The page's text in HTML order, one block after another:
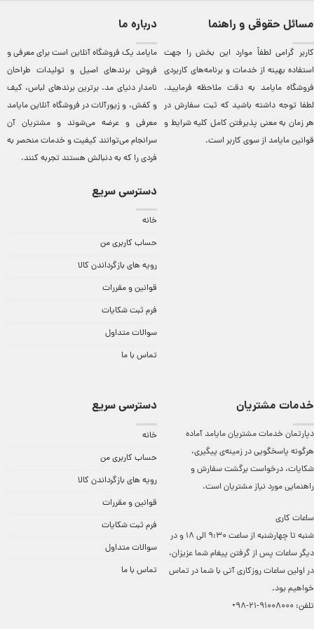
مسائل حقوقی و راهنما
کاربر گرامی لطفاً موارد این بخش را جهت
استفاده بهینه از خدمات و برنامه‌‏های کاربردی
فروشگاه مایامد به دقت ملاحظه فرمایید.
لطفا توجه داشته باشید که ثبت سفارش در
هر زمان به معنی پذیرفتن کامل کلیهشرایط و
قوانین مایامداز سوی کاربر است.
درباره ما
مایامد يک فروشگاه آنلاين است برای معرفی و
فروش برندهای اصيل و توليدات طراحان
نامدار دنيای مد. برترين‌ برندهای لباس، کيف
و کفش، و زيورآلات در فروشگاه آنلاين مایامد
معرفی و عرضه می‌شوند و مشتريان آن
سرانجام می‌توانند کيفيت و خدمات منحصر به
فردی را که به دنبالش هستند تجربه کنند.
دسترسی سریع
خانه
حساب کاربری من
رویه های بازگرداندن کالا
قوانین و مقررات
فرم ثبت شکایات
سوالات متداول
تماس با ما
خدمات مشتریان
دپارتمان خدمات مشتریان مایامد آماده
هرگونه پاسخگویی در زمینه‌ی پیگیری،
شکایات، درخواست برگشت سفارش و
راهنمایی مورد نیاز مشتریان است.
ساعات کاری
شنبه تا چهارشنبه از ساعت 9:30 الی 18 و در
دیگر ساعات ‌پس از گرفتن پیغام شما عزیزان،
در اولین ساعات روزکاری آتی با شما در تماس
خواهیم بود.
تلفن: 91008000-21-98+
دسترسی سریع
خانه
حساب کاربری من
رویه های بازگرداندن کالا
قوانین و مقررات
فرم ثبت شکایات
سوالات متداول
تماس با ما